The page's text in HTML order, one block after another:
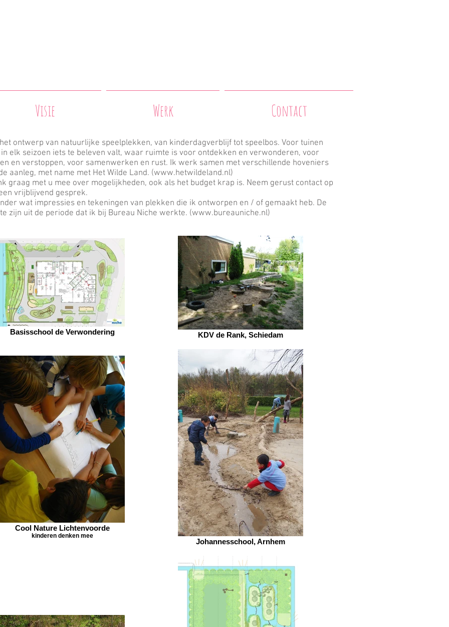
ontwerp van natuurlijke speelplekken, van kinderdagverblijf tot speelbos. Voor tuinen
elk seizoen iets te beleven valt, waar ruimte is voor ontdekken en verwonderen, voor
en verstoppen, voor samenwerken en rust. Ik werk samen met verschillende hoveniers
aanleg, met name met Het Wilde Land. (www.hetwildeland.nl)
graag met u mee over mogelijkheden, ook als het budget krap is. Neem gerust contact op
vrijblijvend gesprek.
wat impressies en tekeningen van plekken die ik ontworpen en / of gemaakt heb. De
zijn uit de periode dat ik bij Bureau Niche werkte. (www.bureauniche.nl)
Basisschool de Verwondering KDV de Rank, Schiedam
Cool Nature Lichtenvoorde
kinderen denken mee
Johannesschool, Arnhem
Visie Werk Contact